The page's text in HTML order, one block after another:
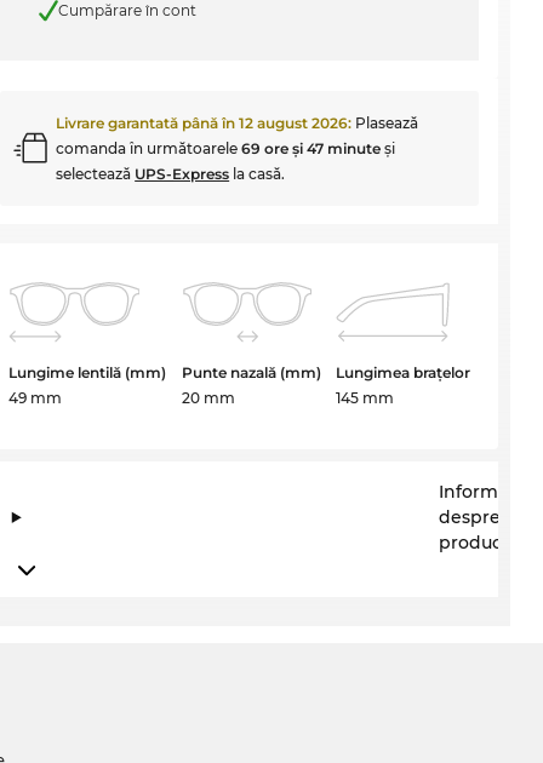
Cumpărare în cont
Livrare garantată până în12 august 2026: Plasează
comanda în următoarele69 ore şi 47 minute şi
selectează UPS-Express la casă.
Lungime lentilă (mm)
49 mm
Punte nazală (mm)
20 mm
Lungimea brațelor
145 mm
Informații
despre
producător